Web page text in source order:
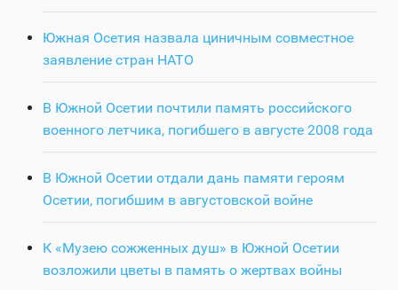
Южная Осетия назвала циничным совместное
заявление стран НАТО
В Южной Осетии почтили память российского
военного летчика, погибшего в августе 2008 года
В Южной Осетии отдали дань памяти героям
Осетии, погибшим в августовской войне
К «Музею сожженных душ» в Южной Осетии
возложили цветы в память о жертвах войны